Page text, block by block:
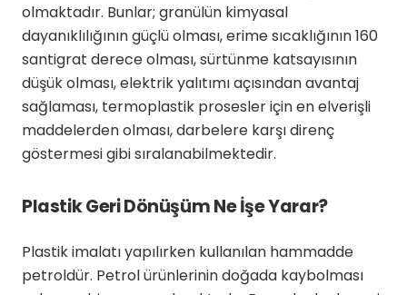
olmaktadır. Bunlar; granülün kimyasal
dayanıklılığının güçlü olması, erime sıcaklığının 160
santigrat derece olması, sürtünme katsayısının
düşük olması, elektrik yalıtımı açısından avantaj
sağlaması, termoplastik prosesler için en elverişli
maddelerden olması, darbelere karşı direnç
göstermesi gibi sıralanabilmektedir.
Plastik Geri Dönüşüm Ne İşe Yarar?
Plastik imalatı yapılırken kullanılan hammadde
petroldür. Petrol ürünlerinin doğada kaybolması